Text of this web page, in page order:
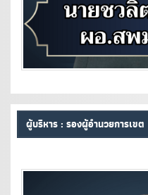
ผู้บริหาร : รองผู้อำนวยการเขต